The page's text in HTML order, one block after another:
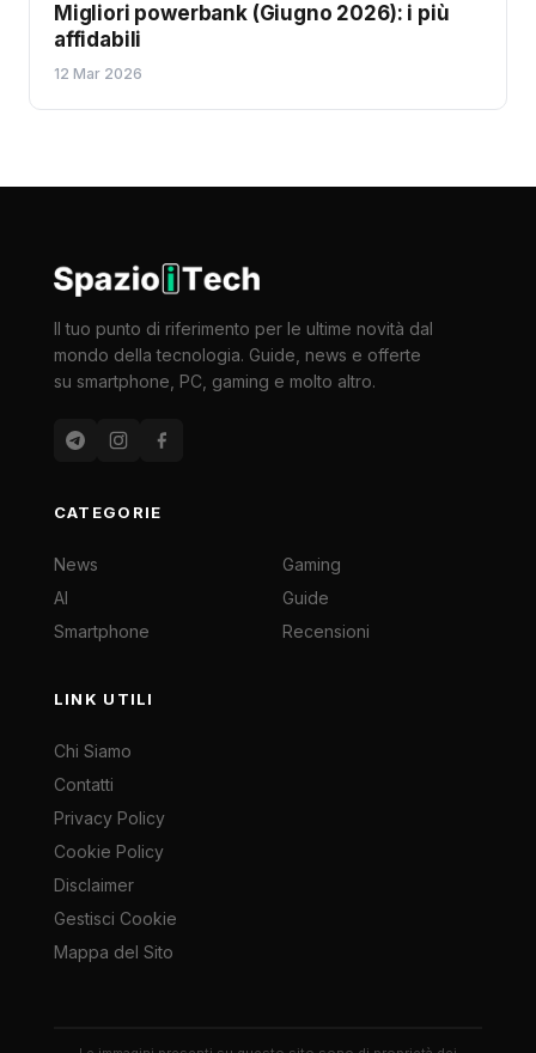
Migliori powerbank (Giugno 2026): i più
affidabili
12 Mar 2026
Il tuo punto di riferimento per le ultime novità dal
mondo della tecnologia. Guide, news e offerte
su smartphone, PC, gaming e molto altro.
CATEGORIE
News
AI
Smartphone
Gaming
Guide
Recensioni
LINK UTILI
Chi Siamo
Contatti
Privacy Policy
Cookie Policy
Disclaimer
Gestisci Cookie
Mappa del Sito